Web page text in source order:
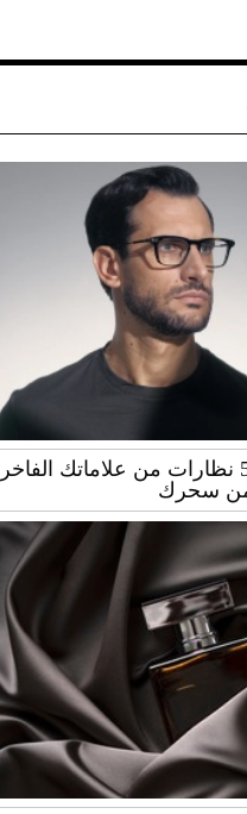
أناقة لا تُقاوم: 5 نظارات من علاماتك
من سحرك